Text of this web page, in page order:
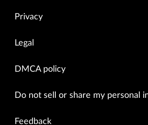
Privacy
Legal
DMCA policy
Do not sell or share my personal
Feedback